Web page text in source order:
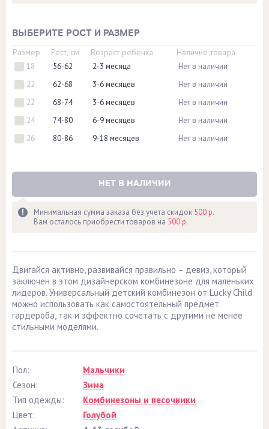
ВЫБЕРИТЕ РОСТ И РАЗМЕР
Размер Рост, см Возраст ребенка Наличие товара
18 56-62 2-3 месяца
Нет в наличии
22
62-68 3-6 месяцев
Нет в наличии
22
68-74 3-6 месяцев
Нет в наличии
24
74-80 6-9 месяцев
Нет в наличии
26
80-86 9-18 месяцев Нет в наличии
НЕТ В НАЛИЧИИ
Минимальная сумма заказа без учета скидок 500 р.
Вам осталось приобрести товаров на 500 р.
Двигайся активно, развивайся правильно – девиз, который
заключен в этом дизайнерском комбинезоне для маленьких
лидеров. Универсальный детский комбинезон от Lucky Child
можно использовать как самостоятельный предмет
гардероба, так и эффектно сочетать с другими не менее
стильными моделями.
Пол:
Мальчики
Сезон:
Зима
Тип одежды:
Комбинезоны и песочники
Цвет:
Голубой